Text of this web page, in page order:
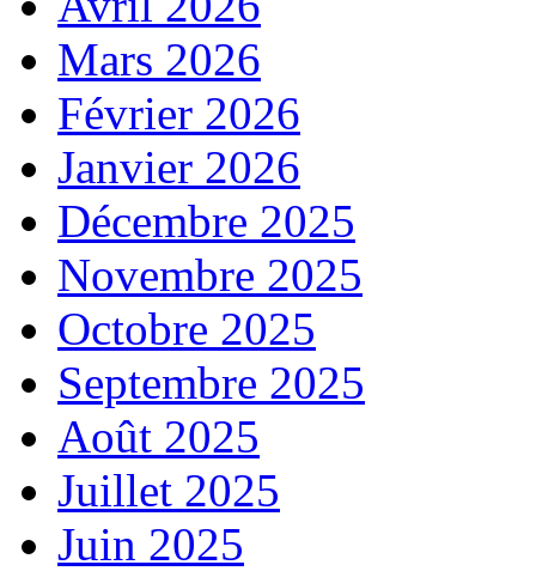
Mars 2026
Février 2026
Janvier 2026
Décembre 2025
Novembre 2025
Octobre 2025
Septembre 2025
Août 2025
Juillet 2025
Juin 2025